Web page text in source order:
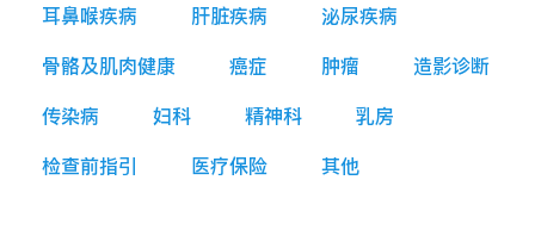
耳鼻喉疾病
肝脏疾病
泌尿疾病
骨骼及肌肉健康
癌症 肿瘤
造影诊断
传染病
妇科 精神科
乳房
检查前指引
医疗保险 其他